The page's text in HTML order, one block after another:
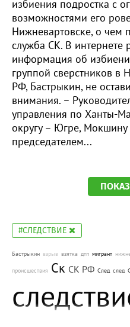
избиения подростка с
возможностями его
Нижневартовске, о чем
служба СК. В интернете
информация об
группой сверстников в
РФ, Бастрыкин, не
внимания. –
управления по Ханты-
округу – Югре,
председателем...
#СЛЕДСТВИЕ
Бастрыкин взрыв взятка дтп мигрант
происшествия Ск СК РФ След след